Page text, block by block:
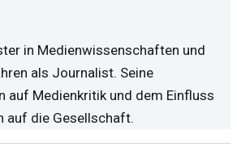
in Medienwissenschaften und
als Journalist. Seine
auf Medienkritik und dem Einfluss
auf die Gesellschaft.